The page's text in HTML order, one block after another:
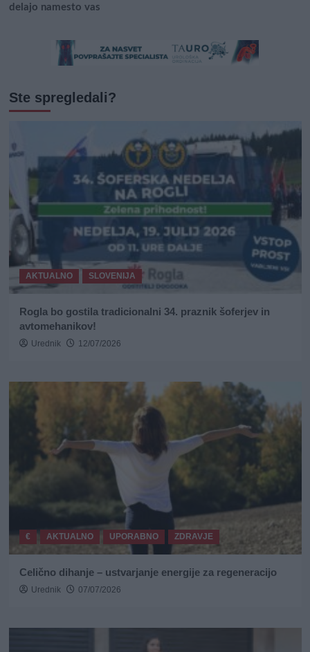
delajo namesto vas
Ste spregledali?
AKTUALNO SLOVENIJA
Rogla bo gostila tradicionalni 34. praznik šoferjev in
avtomehanikov!
Urednik 12/07/2026
€ AKTUALNO UPORABNO ZDRAVJE
Celično dihanje – ustvarjanje energije za regeneracijo
Urednik 07/07/2026